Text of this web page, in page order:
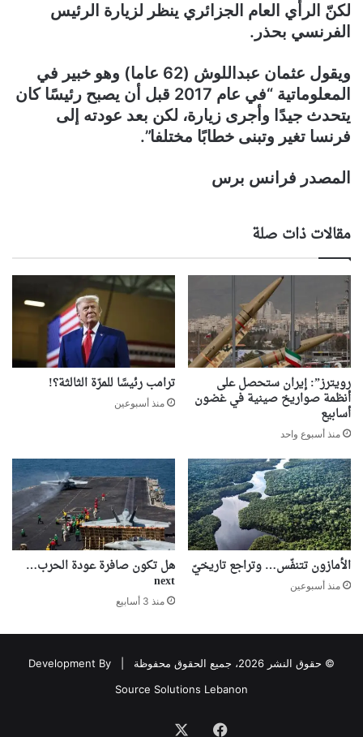
لكنّ الرأي العام الجزائري ينظر لزيارة الرئيس
الفرنسي بحذر.
ويقول عثمان عبداللوش (62 عاما) وهو خبير في
المعلوماتية “في عام 2017 قبل أن يصبح رئيسًا كان
يتحدث جيدًا وأجرى زيارة، لكن بعد عودته إلى
فرنسا تغير وتبنى خطابًا مختلفا”.
المصدر فرانس برس
مقالات ذات صلة
رويترز”: إيران ستحصل على
أنظمة صواريخ صينية في غضون
أسابيع
منذ أسبوع واحد
ترامب رئيسًا للمرّة الثالثة؟!
منذ أسبوعين
الأمازون تتنفّس… وتراجع تاريخيّ
منذ أسبوعين
هل تكون صافرة عودة الحرب…
next
منذ 3 أسابيع
© حقوق النشر 2026، جميع الحقوق محفوظة |
Development By
Source Solutions Lebanon
فيسبوك